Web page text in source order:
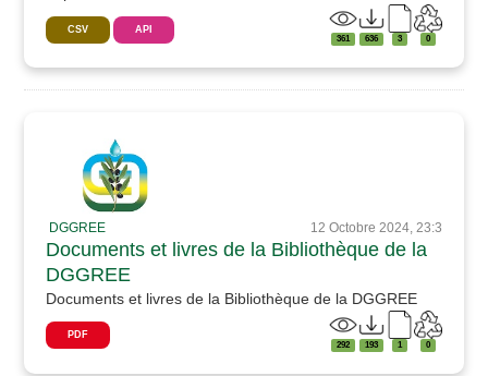
CSV API
361 636 3 0
DGGREE 12 Octobre 2024, 23:3
Documents et livres de la Bibliothèque de la
DGGREE
Documents et livres de la Bibliothèque de la DGGREE
PDF
292 193 1 0